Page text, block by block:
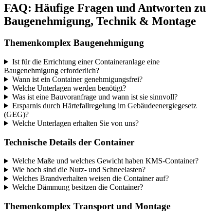
FAQ: Häufige Fragen und Antworten zu
Baugenehmigung, Technik & Montage
Themenkomplex Baugenehmigung
Ist für die Errichtung einer Containeranlage eine
Baugenehmigung erforderlich?
Wann ist ein Container genehmigungsfrei?
Welche Unterlagen werden benötigt?
Was ist eine Bauvoranfrage und wann ist sie sinnvoll?
Ersparnis durch Härtefallregelung im Gebäudeenergiegesetz
(GEG)?
Welche Unterlagen erhalten Sie von uns?
Technische Details der Container
Welche Maße und welches Gewicht haben KMS-Container?
Wie hoch sind die Nutz- und Schneelasten?
Welches Brandverhalten weisen die Container auf?
Welche Dämmung besitzen die Container?
Themenkomplex Transport und Montage